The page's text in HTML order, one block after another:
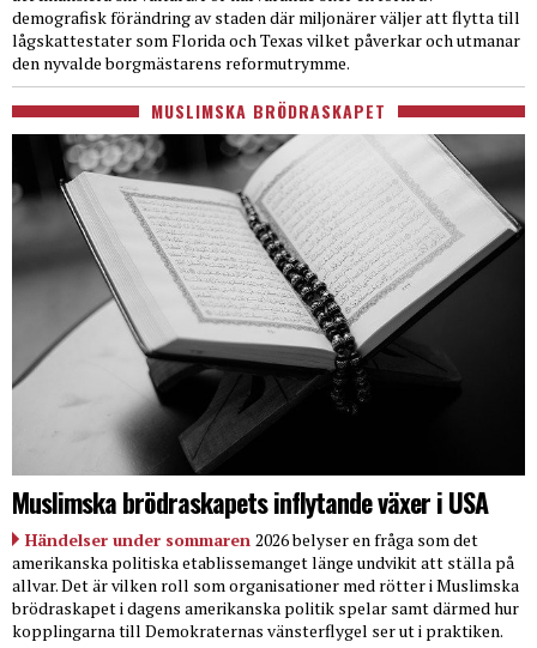
demografisk förändring av staden där miljonärer väljer att flytta till
lågskattestater som Florida och Texas vilket påverkar och utmanar
den nyvalde borgmästarens reformutrymme.
MUSLIMSKA BRÖDRASKAPET
Muslimska brödraskapets inflytande växer i USA
Händelser under sommaren 2026 belyser en fråga som det
amerikanska politiska etablissemanget länge undvikit att ställa på
allvar. Det är vilken roll som organisationer med rötter i Muslimska
brödraskapet i dagens amerikanska politik spelar samt därmed hur
kopplingarna till Demokraternas vänsterflygel ser ut i praktiken.